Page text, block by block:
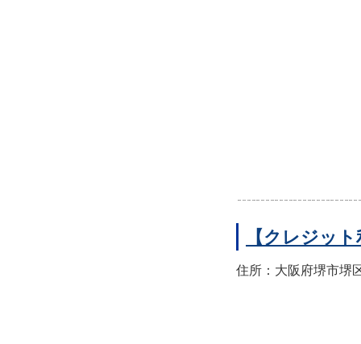
【クレジッ
住所：大阪府堺市堺